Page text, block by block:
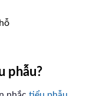
phẫu?